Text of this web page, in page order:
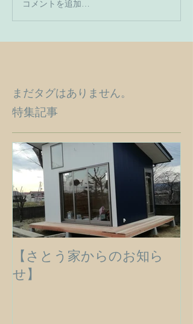
コメントを追加…
まだタグはありません。
特集記事
【さとう家からのお知ら
せ】